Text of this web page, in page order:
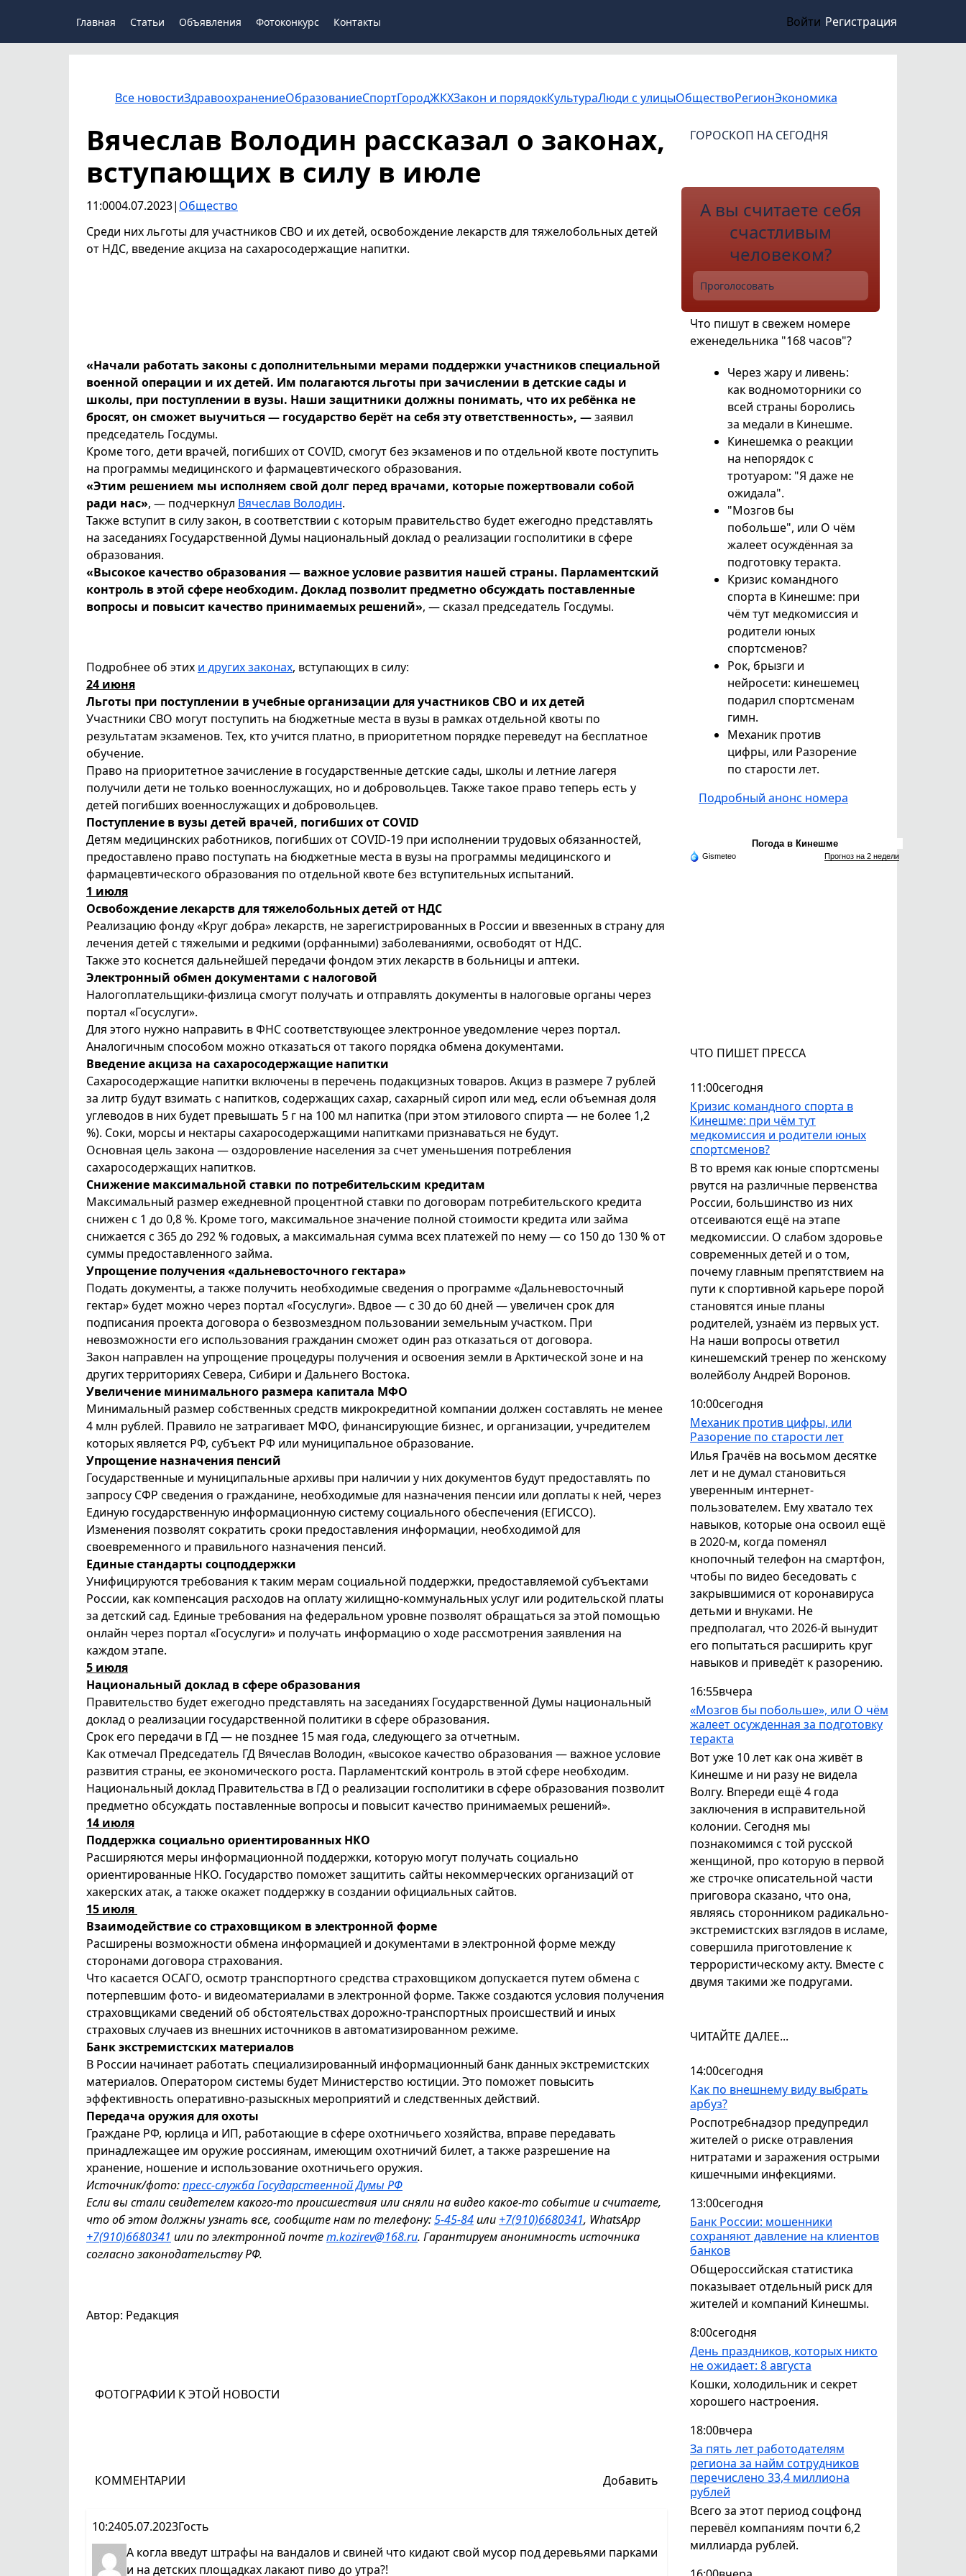
Главная Статьи Объявления Фотоконкурс Контакты Войти Регистрация
Все новостиЗдравоохранениеОбразованиеСпортГородЖКХЗакон и порядокКультураЛюди с улицыОбществоРегионЭкономика
ЧТО ПИШЕТ ПРЕССА
11:00сегодня
Кризис командного спорта в
Кинешме: при чём тут
медкомиссия и родители юных
спортсменов?
В то время как юные спортсмены
рвутся на различные первенства
России, большинство из них
отсеиваются ещё на этапе
медкомиссии. О слабом здоровье
современных детей и о том,
почему главным препятствием на
пути к спортивной карьере порой
становятся иные планы
родителей, узнаём из первых уст.
На наши вопросы ответил
кинешемский тренер по женскому
волейболу Андрей Воронов.
10:00сегодня
Механик против цифры, или
Разорение по старости лет
Илья Грачёв на восьмом десятке
лет и не думал становиться
уверенным интернет-
пользователем. Ему хватало тех
навыков, которые она освоил ещё
в 2020-м, когда поменял
кнопочный телефон на смартфон,
чтобы по видео беседовать с
закрывшимися от коронавируса
детьми и внуками. Не
предполагал, что 2026-й вынудит
его попытаться расширить круг
навыков и приведёт к разорению.
16:55вчера
«Мозгов бы побольше», или О чём
жалеет осужденная за подготовку
теракта
Вот уже 10 лет как она живёт в
Кинешме и ни разу не видела
Волгу. Впереди ещё 4 года
заключения в исправительной
колонии. Сегодня мы
познакомимся с той русской
женщиной, про которую в первой
же строчке описательной части
приговора сказано, что она,
являясь сторонником радикально-
экстремистских взглядов в исламе,
совершила приготовление к
террористическому акту. Вместе с
двумя такими же подругами.
ЧИТАЙТЕ ДАЛЕЕ...
14:00сегодня
Как по внешнему виду выбрать
арбуз?
Роспотребнадзор предупредил
жителей о риске отравления
нитратами и заражения острыми
кишечными инфекциями.
13:00сегодня
Банк России: мошенники
сохраняют давление на клиентов
банков
Общероссийская статистика
показывает отдельный риск для
жителей и компаний Кинешмы.
8:00сегодня
День праздников, которых никто
не ожидает: 8 августа
Кошки, холодильник и секрет
хорошего настроения.
18:00вчера
За пять лет работодателям
региона за найм сотрудников
перечислено 33,4 миллиона
рублей
Всего за этот период соцфонд
перевёл компаниям почти 6,2
миллиарда рублей.
Вячеслав Володин рассказал о законах,
вступающих в силу в июле
11:0004.07.2023| Общество
Среди них льготы для участников СВО и их детей, освобождение лекарств для тяжелобольных детей
от НДС, введение акциза на сахаросодержащие напитки.
«Начали работать законы с дополнительными мерами поддержки участников специальной
военной операции и их детей. Им полагаются льготы при зачислении в детские сады и
школы, при поступлении в вузы. Наши защитники должны понимать, что их ребёнка не
бросят, он сможет выучиться — государство берёт на себя эту ответственность», —заявил
председатель Госдумы.
Кроме того, дети врачей, погибших от COVID, смогут без экзаменов и по отдельной квоте поступить
на программы медицинского и фармацевтического образования.
«Этим решением мы исполняем свой долг перед врачами, которые пожертвовали собой
ради нас», — подчеркнул Вячеслав Володин.
Также вступит в силу закон, в соответствии с которым правительство будет ежегодно представлять
на заседаниях Государственной Думы национальный доклад о реализации госполитики в сфере
образования.
«Высокое качество образования — важное условие развития нашей страны. Парламентский
контроль в этой сфере необходим. Доклад позволит предметно обсуждать поставленные
вопросы и повысит качество принимаемых решений», — сказал председатель Госдумы.
Подробнее об этих и других законах, вступающих в силу:
24 июня
Льготы при поступлении в учебные организации для участников СВО и их детей
Участники СВО могут поступить на бюджетные места в вузы в рамках отдельной квоты по
результатам экзаменов. Тех, кто учится платно, в приоритетном порядке переведут на бесплатное
обучение.
Право на приоритетное зачисление в государственные детские сады, школы и летние лагеря
получили дети не только военнослужащих, но и добровольцев. Также такое право теперь есть у
детей погибших военнослужащих и добровольцев.
Поступление в вузы детей врачей, погибших от COVID
Детям медицинских работников, погибших от COVID-19 при исполнении трудовых обязанностей,
предоставлено право поступать на бюджетные места в вузы на программы медицинского и
фармацевтического образования по отдельной квоте без вступительных испытаний.
1 июля
Освобождение лекарств для тяжелобольных детей от НДС
Реализацию фонду «Круг добра» лекарств, не зарегистрированных в России и ввезенных в страну для
лечения детей с тяжелыми и редкими (орфанными) заболеваниями, освободят от НДС.
Также это коснется дальнейшей передачи фондом этих лекарств в больницы и аптеки.
Электронный обмен документами с налоговой
Налогоплательщики-физлица смогут получать и отправлять документы в налоговые органы через
портал «Госуслуги».
Для этого нужно направить в ФНС соответствующее электронное уведомление через портал.
Аналогичным способом можно отказаться от такого порядка обмена документами.
Введение акциза на сахаросодержащие напитки
Сахаросодержащие напитки включены в перечень подакцизных товаров. Акциз в размере 7 рублей
за литр будут взимать с напитков, содержащих сахар, сахарный сироп или мед, если объемная доля
углеводов в них будет превышать 5 г на 100 мл напитка (при этом этилового спирта — не более 1,2
%). Соки, морсы и нектары сахаросодержащими напитками признаваться не будут.
Основная цель закона — оздоровление населения за счет уменьшения потребления
сахаросодержащих напитков.
Снижение максимальной ставки по потребительским кредитам
Максимальный размер ежедневной процентной ставки по договорам потребительского кредита
снижен с 1 до 0,8 %. Кроме того, максимальное значение полной стоимости кредита или займа
снижается с 365 до 292 % годовых, а максимальная сумма всех платежей по нему — со 150 до 130 % от
суммы предоставленного займа.
Упрощение получения «дальневосточного гектара»
Подать документы, а также получить необходимые сведения о программе «Дальневосточный
гектар» будет можно через портал «Госуслуги». Вдвое — с 30 до 60 дней — увеличен срок для
подписания проекта договора о безвозмездном пользовании земельным участком. При
невозможности его использования гражданин сможет один раз отказаться от договора.
Закон направлен на упрощение процедуры получения и освоения земли в Арктической зоне и на
других территориях Севера, Сибири и Дальнего Востока.
Увеличение минимального размера капитала МФО
Минимальный размер собственных средств микрокредитной компании должен составлять не менее
4 млн рублей. Правило не затрагивает МФО, финансирующие бизнес, и организации, учредителем
которых является РФ, субъект РФ или муниципальное образование.
Упрощение назначения пенсий
Государственные и муниципальные архивы при наличии у них документов будут предоставлять по
запросу СФР сведения о гражданине, необходимые для назначения пенсии или доплаты к ней, через
Единую государственную информационную систему социального обеспечения (ЕГИССО).
Изменения позволят сократить сроки предоставления информации, необходимой для
своевременного и правильного назначения пенсий.
Единые стандарты соцподдержки
Унифицируются требования к таким мерам социальной поддержки, предоставляемой субъектами
России, как компенсация расходов на оплату жилищно-коммунальных услуг или родительской платы
за детский сад. Единые требования на федеральном уровне позволят обращаться за этой помощью
онлайн через портал «Госуслуги» и получать информацию о ходе рассмотрения заявления на
каждом этапе.
5 июля
Национальный доклад в сфере образования
Правительство будет ежегодно представлять на заседаниях Государственной Думы национальный
доклад о реализации государственной политики в сфере образования.
Срок его передачи в ГД — не позднее 15 мая года, следующего за отчетным.
Как отмечал Председатель ГД Вячеслав Володин, «высокое качество образования — важное условие
развития страны, ее экономического роста. Парламентский контроль в этой сфере необходим.
Национальный доклад Правительства в ГД о реализации госполитики в сфере образования позволит
предметно обсуждать поставленные вопросы и повысит качество принимаемых решений».
14 июля
Поддержка социально ориентированных НКО
Расширяются меры информационной поддержки, которую могут получать социально
ориентированные НКО. Государство поможет защитить сайты некоммерческих организаций от
хакерских атак, а также окажет поддержку в создании официальных сайтов.
15 июля
Взаимодействие со страховщиком в электронной форме
Расширены возможности обмена информацией и документами в электронной форме между
сторонами договора страхования.
Что касается ОСАГО, осмотр транспортного средства страховщиком допускается путем обмена с
потерпевшим фото- и видеоматериалами в электронной форме. Также создаются условия получения
страховщиками сведений об обстоятельствах дорожно-транспортных происшествий и иных
страховых случаев из внешних источников в автоматизированном режиме.
Банк экстремистских материалов
В России начинает работать специализированный информационный банк данных экстремистских
материалов. Оператором системы будет Министерство юстиции. Это поможет повысить
эффективность оперативно-разыскных мероприятий и следственных действий.
Передача оружия для охоты
Граждане РФ, юрлица и ИП, работающие в сфере охотничьего хозяйства, вправе передавать
принадлежащее им оружие россиянам, имеющим охотничий билет, а также разрешение на
хранение, ношение и использование охотничьего оружия.
Источник/фото:пресс-служба Государственной Думы РФ
Если вы стали свидетелем какого-то происшествия или сняли на видео какое-то событие и считаете,
что об этом должны узнать все, сообщите нам по телефону:5-45-84или +7(910)6680341, WhatsApp
+7(910)6680341 или по электронной почтеm.kozirev@168.ru. Гарантируем анонимность источника
согласно законодательству РФ.
Автор: Редакция
ФОТОГРАФИИ К ЭТОЙ НОВОСТИ
КОММЕНТАРИИ Добавить
10:2405.07.2023Гость
А когла введут штрафы на вандалов и свиней что кидают свой мусор под деревьями парками
и на детских площадках лакают пиво до утра?!
ГОРОСКОП НА СЕГОДНЯ
А вы считаете себя
счастливым
человеком?
Проголосовать
Что пишут в свежем номере
еженедельника "168 часов"?
Через жару и ливень:
как водномоторники со
всей страны боролись
за медали в Кинешме.
Кинешемка о реакции
на непорядок с
тротуаром: "Я даже не
ожидала".
"Мозгов бы
побольше", или О чём
жалеет осуждённая за
подготовку теракта.
Кризис командного
спорта в Кинешме: при
чём тут медкомиссия и
родители юных
спортсменов?
Рок, брызги и
нейросети: кинешемец
подарил спортсменам
гимн.
Механик против
цифры, или Разорение
по старости лет.
Подробный анонс номера
Погода в Кинешме
Gismeteo Прогноз на 2 недели